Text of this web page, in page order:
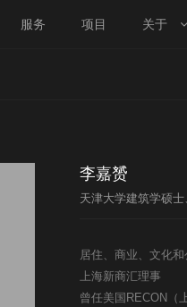
服务 项目 关于
李嘉赟
天津大学建筑学硕
居住、商业、文化
上海新商汇理事
曾任美国RECON（